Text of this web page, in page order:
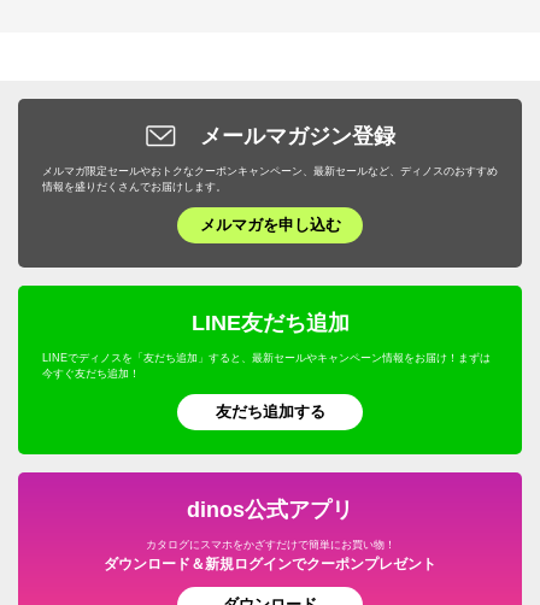
メールマガジン登録
メルマガ限定セールやおトクなクーポンキャンペーン、最新セールなど、ディノスのおすすめ
情報を盛りだくさんでお届けします。
メルマガを申し込む
LINE友だち追加
LINEでディノスを「友だち追加」すると、最新セールやキャンペーン情報をお届け！まずは
今すぐ友だち追加！
友だち追加する
dinos公式アプリ
カタログにスマホをかざすだけで簡単にお買い物！
ダウンロード＆新規ログインでクーポンプレゼント